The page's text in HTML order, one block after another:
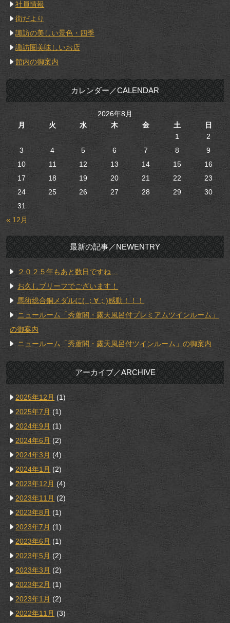
社員情報
街だより
諏訪の美しい景色・四季
諏訪圏美味しいお店
館内の御案内
カレンダー／CALENDAR
2026年8月
月
火 水 木 金 土
日
1
2
3
4 5 6 7 8
9
10
11 12 13 14 15
16
17
18 19 20 21 22
23
24
25 26 27 28 29
30
31
« 12月
最新の記事／NEWENTRY
２０２５年もあと数日ですね…
お久しブリーフでございます！
馬術総合銅メダルに( ；∀；)感動！！！
ニュールーム「秀蘆閣・露天風呂付プレミアムツインルーム」
の御案内
ニュールーム「秀蘆閣・露天風呂付ツインルーム」の御案内
アーカイブ／ARCHIVE
2025年12月 (1)
2025年7月 (1)
2024年9月 (1)
2024年6月 (2)
2024年3月 (4)
2024年1月 (2)
2023年12月 (4)
2023年11月 (2)
2023年8月 (1)
2023年7月 (1)
2023年6月 (1)
2023年5月 (2)
2023年3月 (2)
2023年2月 (1)
2023年1月 (2)
2022年11月 (3)